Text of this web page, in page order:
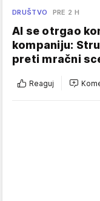
DRUŠTVO PRE 2 H
AI se otrgao
kompaniju:
preti mračni
Reaguj